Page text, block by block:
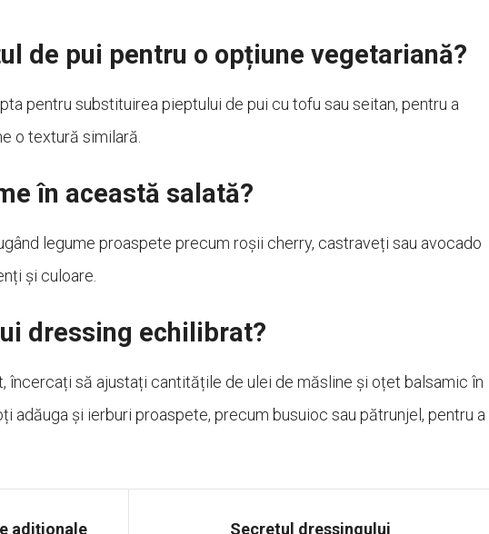
de pui pentru o opțiune vegetariană?
pentru substituirea pieptului de pui cu tofu sau seitan, pentru a
o textură similară.
în această salată?
legume proaspete precum roșii cherry, castraveți sau avocado
și culoare.
dressing echilibrat?
încercați să ajustați cantitățile de ulei de măsline și oțet balsamic în
adăuga și ierburi proaspete, precum busuioc sau pătrunjel, pentru a
adiționale
Secretul dressingului